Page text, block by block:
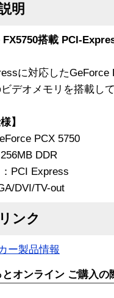
明
搭載 PCI-
に対応した
デオメモリを搭載し
】
PCX 5750
DDR
PCI Express
DVI/TV-out
ンク
ー製品情報
オンライン ご購入の